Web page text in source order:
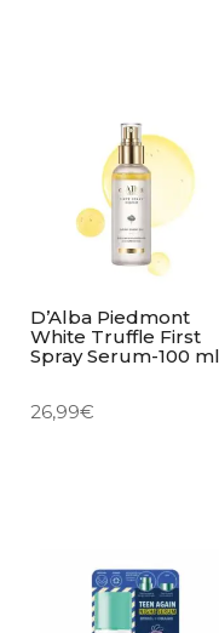
D’Alba Piedmont
White Truffle First
Spray Serum-100 ml
26,99€